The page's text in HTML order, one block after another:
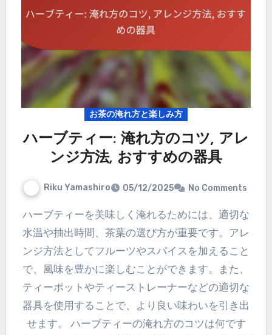
お茶の淹れ方と楽しみ方
ハーブティー: 淹れ方のコツ, アレ
ンジ方法, おすすめの器具
Riku Yamashiro 05/12/2025 No Comments
ハーブティーを美味しく淹れるためには、適切な
水温や抽出時間、茶葉の選び方が重要です。アレ
ンジ方法としてフルーツやスパイスを加えること
で、風味を豊かに楽しむことができます。また、
ティーポットやティーストレーナーなどの適切な
器具を使用することで、より良い味わいを引き出
せます。 ハーブティーの淹れ方のコツは何です